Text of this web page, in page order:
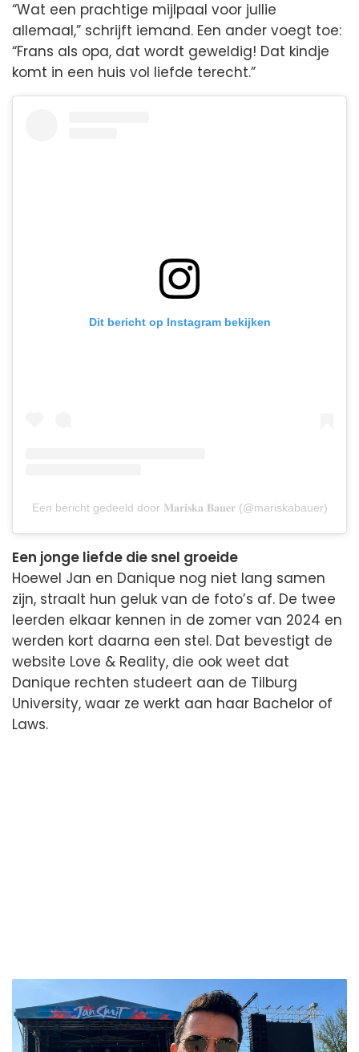
“Wat een prachtige mijlpaal voor jullie
allemaal,” schrijft iemand. Een ander voegt toe:
“Frans als opa, dat wordt geweldig! Dat kindje
komt in een huis vol liefde terecht.”
Dit bericht op Instagram bekijken
Een bericht gedeeld door 𝐌𝐚𝐫𝐢𝐬𝐤𝐚 𝐁𝐚𝐮𝐞𝐫 (@mariskabauer)
Een jonge liefde die snel groeide
Hoewel Jan en Danique nog niet lang samen
zijn, straalt hun geluk van de foto’s af. De twee
leerden elkaar kennen in de zomer van 2024 en
werden kort daarna een stel. Dat bevestigt de
website Love & Reality, die ook weet dat
Danique rechten studeert aan de Tilburg
University, waar ze werkt aan haar Bachelor of
Laws.